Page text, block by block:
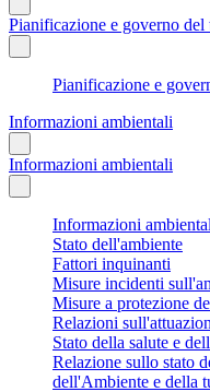
Pianificazione e governo del
Pianificazione e
Informazioni ambientali
Informazioni ambientali
Informazioni
Stato dell'ambiente
Fattori inquinanti
Misure incidenti
Misure a protezione
Relazioni
Stato della salute e
Relazione sullo stato
dell'Ambiente e della